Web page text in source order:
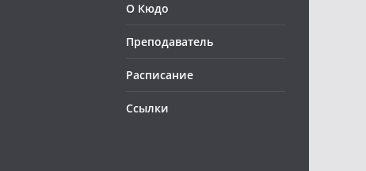
О Кюдо
Преподаватель
Расписание
Ссылки